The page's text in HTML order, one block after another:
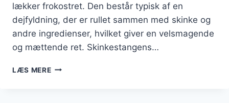
lækker frokostret. Den består typisk af en
dejfyldning, der er rullet sammen med skinke og
andre ingredienser, hvilket giver en velsmagende
og mættende ret. Skinkestangens…
LÆS MERESKINKESTANG